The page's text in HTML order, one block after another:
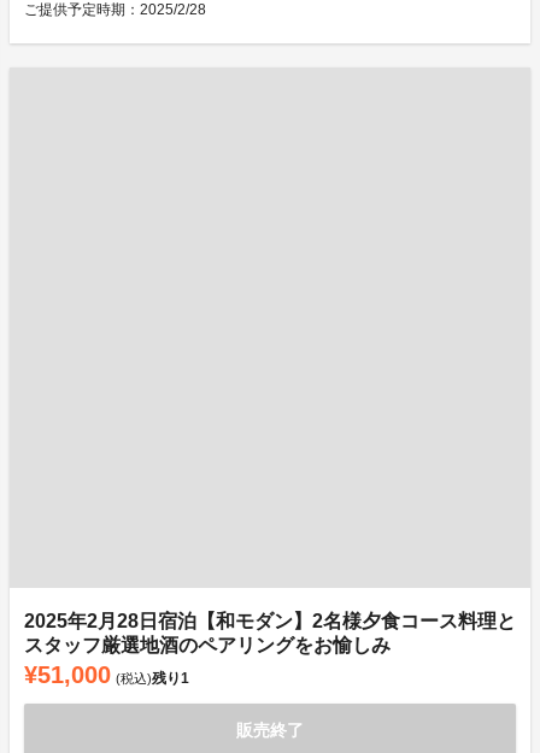
ご提供予定時期：2025/2/28
2025年2月28日宿泊【和モダン】2名様夕食コース料理と
スタッフ厳選地酒のペアリングをお愉しみ
¥51,000 (税込)残り1
販売終了